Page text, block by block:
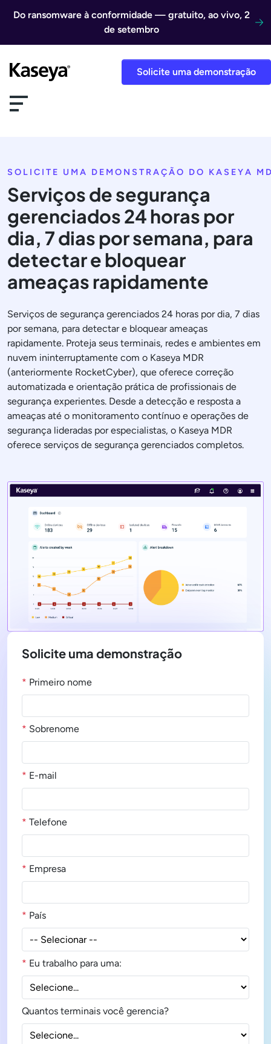
Do ransomware à conformidade — gratuito, ao vivo, 2
de setembro
Solicite uma demonstração
SOLICITE UMA DEMONSTRAÇÃO DO KASEYA
Serviços de segurança
gerenciados 24 horas por
dia, 7 dias por semana, para
detectar e bloquear
ameaças rapidamente
Serviços de segurança gerenciados 24 horas por dia, 7 dias
por semana, para detectar e bloquear ameaças
rapidamente. Proteja seus terminais, redes e ambientes em
nuvem ininterruptamente com o Kaseya MDR
(anteriormente RocketCyber), que oferece correção
automatizada e orientação prática de profissionais de
segurança experientes. Desde a detecção e resposta a
ameaças até o monitoramento contínuo e operações de
segurança lideradas por especialistas, o Kaseya MDR
oferece serviços de segurança gerenciados completos.
Solicite uma demonstração
* Primeiro nome
* Sobrenome
* E-mail
* Telefone
* Empresa
* País
* Eu trabalho para uma:
Quantos terminais você gerencia?